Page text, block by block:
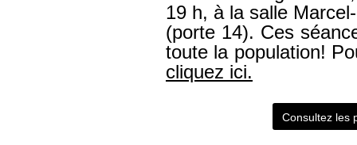
19 h, à la salle
(porte 14). Ces
toute la population!
cliquez ici.
Consultez les